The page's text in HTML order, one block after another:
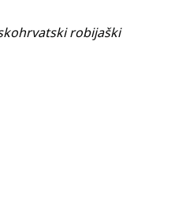
robijaški